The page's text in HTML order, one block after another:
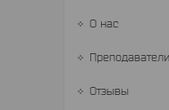
О нас
Отзывы